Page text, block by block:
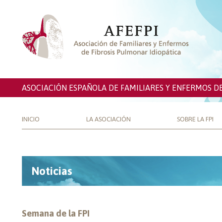
ASOCIACIÓN ESPAÑOLA DE FAMILIARES Y ENFERMOS
INICIO LA ASOCIACIÓN SOBRE LA FPI
Noticias
Semana de la FPI